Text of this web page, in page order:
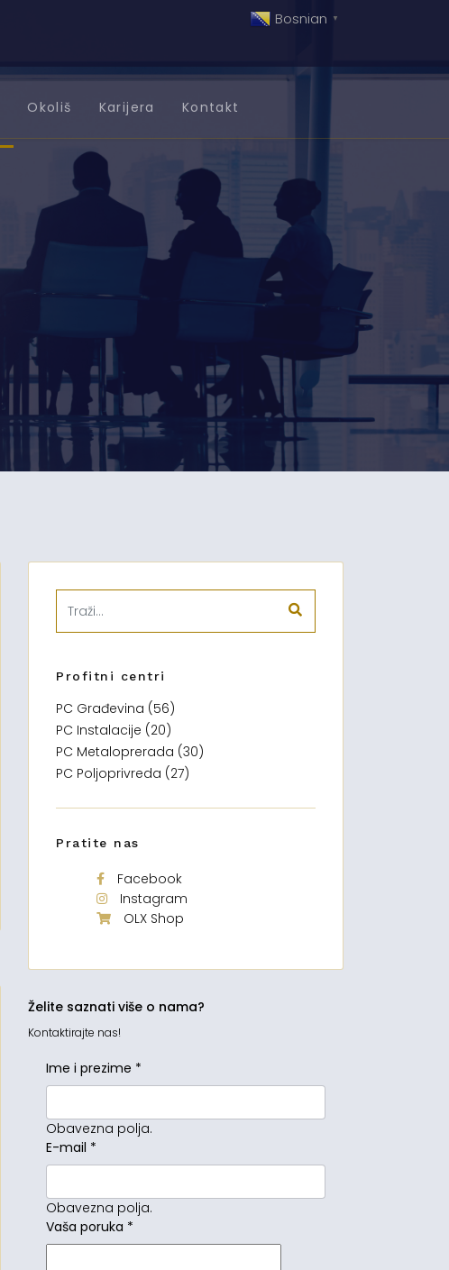
Bosnian ▼
Okoliš Karijera Kontakt
Profitni centri
PC Građevina (56)
PC Instalacije (20)
PC Metaloprerada (30)
PC Poljoprivreda (27)
Pratite nas
Facebook
Instagram
OLX Shop
Želite saznati više o nama?
Kontaktirajte nas!
Ime i prezime *
Obavezna polja.
E-mail *
Obavezna polja.
Vaša poruka *